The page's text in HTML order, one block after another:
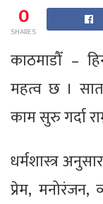
0
SHARES
काठमाडौँ –
महत्व छ ।
काम सुरु गर्दा
धर्मशास्त्र
प्रेम, मनोरंजन,